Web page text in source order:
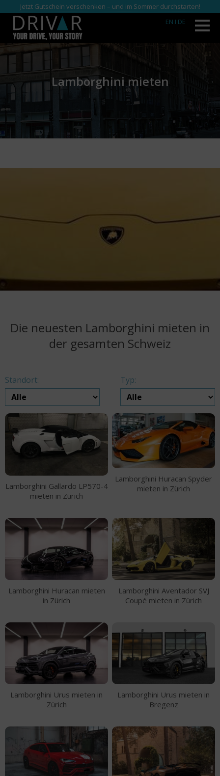
Jetzt Gutschein verschenken – und im Sommer durchstarten!
EN I DE
Lamborghini mieten
Die neuesten Lamborghini mieten in
der gesamten Schweiz
Standort: Typ:
Lamborghini Gallardo LP570-4
mieten in Zürich
Lamborghini Huracan Spyder
mieten in Zürich
Lamborghini Huracan mieten
in Zürich
Lamborghini Aventador SVJ
Coupé mieten in Zürich
Lamborghini Urus mieten in
Zürich
Lamborghini Urus mieten in
Bregenz